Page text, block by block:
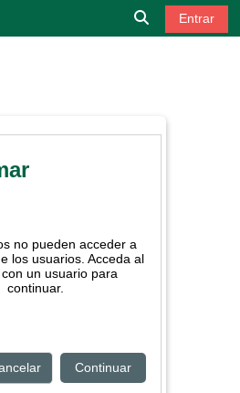
Entrar
no pueden acceder a
los usuarios. Acceda al
un usuario para
continuar.
Continuar